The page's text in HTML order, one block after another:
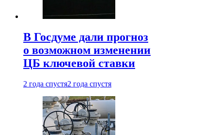
В Госдуме дали прогноз
о возможном изменении
ЦБ ключевой ставки
2 года спустя2 года спустя